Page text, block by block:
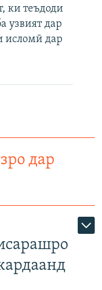
ки теъдоди
узвият дар
исломӣ дар
дар